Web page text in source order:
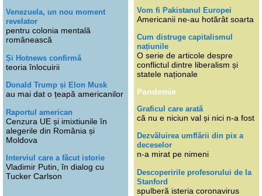
Venezuela, un nou moment
revelator
pentru colonia mentală
românească
Și Hotnews confirmă
teoria înlocuirii
Donald Trump și Elon Musk
au mai dat o țeapă americanilor
Raportul american
Cenzura UE și imixtiunile în
alegerile din România și
Moldova
Interviul care a făcut istorie
Vladimir Putin, în dialog cu
Tucker Carlson
Vom fi Pakistanul Europei
Americanii ne-au hotărât soarta
Cum distruge capitalismul
națiunile
O serie de articole despre
conflictul dintre liberalism și
statele naționale
Pandemie
Graficul care arată
că nu e niciun val și nici n-a fost
Dezvăluirea umflării din pix a
deceselor
n-a mirat pe nimeni
Descoperirile profesorului de la
Stanford
spulberă isteria coronavirus